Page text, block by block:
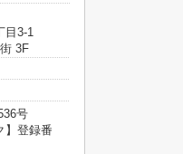
目3-1
3F
号
】登録番